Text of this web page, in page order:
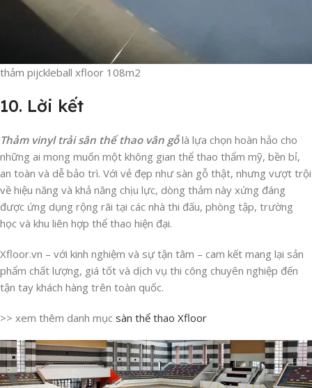
thảm pijckleball xfloor 108m2
10. Lời kết
Thảm vinyl trải sân thể thao vân gỗlà lựa chọn hoàn hảo cho
những ai mong muốn một không gian thể thao thẩm mỹ, bền bỉ,
an toàn và dễ bảo trì. Với vẻ đẹp như sàn gỗ thật, nhưng vượt trội
về hiệu năng và khả năng chịu lực, dòng thảm này xứng đáng
được ứng dụng rộng rãi tại các nhà thi đấu, phòng tập, trường
học và khu liên hợp thể thao hiện đại.
Xfloor.vn – với kinh nghiệm và sự tận tâm – cam kết mang lại sản
phẩm chất lượng, giá tốt và dịch vụ thi công chuyên nghiệp đến
tận tay khách hàng trên toàn quốc.
>> xem thêm danh mục sàn thể thao Xfloor